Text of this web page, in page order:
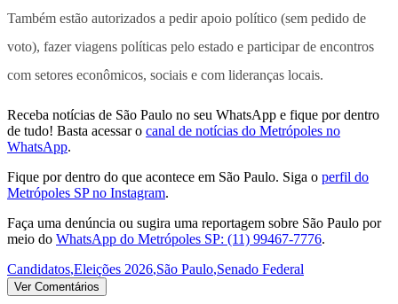
Também estão autorizados a pedir apoio político (sem pedido de
voto), fazer viagens políticas pelo estado e participar de encontros
com setores econômicos, sociais e com lideranças locais.
Receba notícias de São Paulo no seu WhatsApp e fique por dentro
de tudo! Basta acessar o canal de notícias do Metrópoles no
WhatsApp.
Fique por dentro do que acontece em São Paulo. Siga o perfil do
Metrópoles SP no Instagram.
Faça uma denúncia ou sugira uma reportagem sobre São Paulo por
meio do WhatsApp do Metrópoles SP: (11) 99467-7776.
Candidatos,Eleições 2026,São Paulo,Senado Federal
Ver Comentários